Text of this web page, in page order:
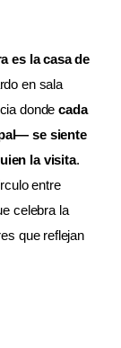
es la casa de
en sala
dondecada
se siente
la visita.
entre
celebra la
que reflejan